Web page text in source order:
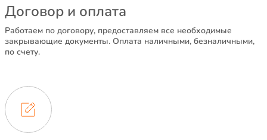
Договор и оплата
Работаем по договору, предоставляем все необходимые
закрывающие документы. Оплата наличными, безналичными,
по счету.